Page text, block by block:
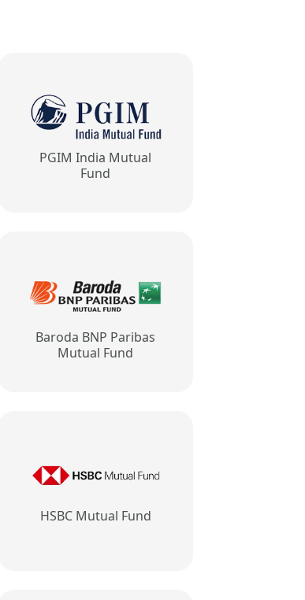
PGIM India Mutual
Fund
Baroda BNP Paribas
Mutual Fund
HSBC Mutual Fund